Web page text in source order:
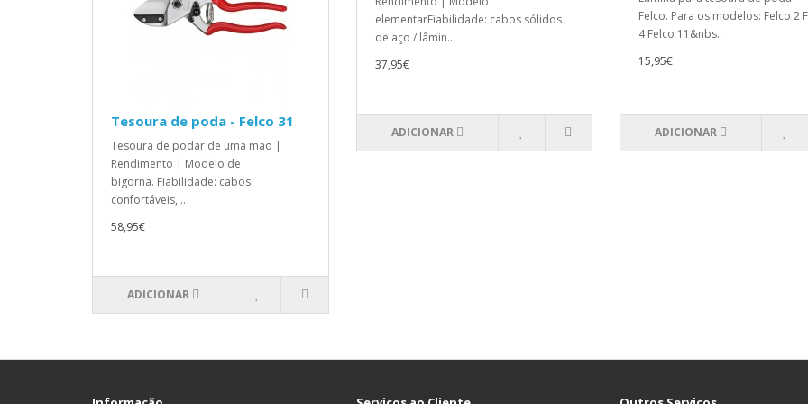
Tesoura de poda - Felco 31
Tesoura de podar de uma mão |
Rendimento | Modelo de
bigorna. Fiabilidade: cabos
confortáveis, ..
58,95€
ADICIONAR
elementarFiabilidade: cabos sólidos
de aço / lâmin..
37,95€
ADICIONAR
Felco. Para os modelos: Felco 2
4 Felco 11&nbs..
15,95€
ADICIONAR